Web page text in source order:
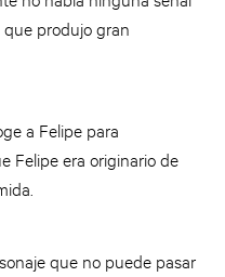
produjo gran
a Felipe para
Felipe era originario de
que no puede pasar